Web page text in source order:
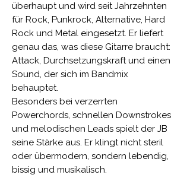
überhaupt und wird seit Jahrzehnten
für Rock, Punkrock, Alternative, Hard
Rock und Metal eingesetzt. Er liefert
genau das, was diese Gitarre braucht:
Attack, Durchsetzungskraft und einen
Sound, der sich im Bandmix
behauptet.
Besonders bei verzerrten
Powerchords, schnellen Downstrokes
und melodischen Leads spielt der JB
seine Stärke aus. Er klingt nicht steril
oder übermodern, sondern lebendig,
bissig und musikalisch.